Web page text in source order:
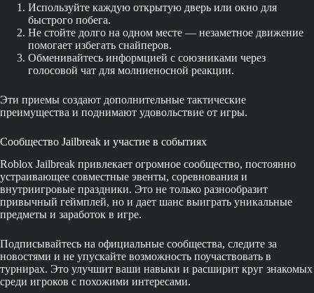
Используйте каждую открытую дверь или окно для
быстрого побега.
Не стойте долго на одном месте — незаметное движение
помогает избегать снайперов.
Обменивайтесь информцией с союзниками через
голосовой чат для молниеносной реакции.
Эти приемы создают дополнительные тактические
преимущества и поднимают удовольствие от игры.
Сообщество Jailbreak и участие в событиях
Roblox Jailbreak привлекает огромное сообщество, постоянно
устраивающее совместные эвенты, соревнования и
внутриигровые праздники. Это не только разнообразит
привычный геймплей, но и дает шанс выиграть уникальные
предметы и заработок в игре.
Подписывайтесь на официальные сообщества, следите за
новостями и не упускайте возможность поучаствовать в
турнирах. Это улучшит ваши навыки и расширит круг знакомых
среди игроков с похожими интересами.